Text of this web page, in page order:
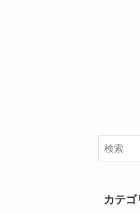
カテゴ